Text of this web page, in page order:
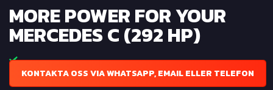
MORE POWER FOR YOUR
MERCEDES C (292 HP)
KONTAKTA OSS VIA WHATSAPP, EMAIL ELLER TELEFON